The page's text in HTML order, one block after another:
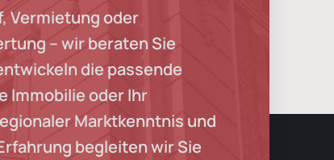
Vermietung oder
– wir beraten Sie
die passende
Immobilie oder Ihr
Marktkenntnis und
begleiten wir Sie